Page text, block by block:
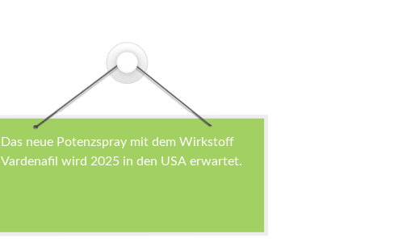
Das neue Potenzspray mit dem Wirkstoff
Vardenafil wird 2025 in den USA erwartet.